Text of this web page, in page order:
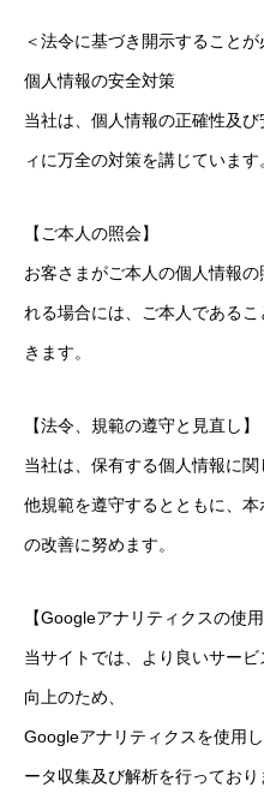
＜法令に基づき開示すること
個人情報の安全対策
当社は、個人情報の正確性及
ィに万全の対策を講じています
【ご本人の照会】
お客さまがご本人の個人情報
れる場合には、ご本人である
きます。
【法令、規範の遵守と見直し】
当社は、保有する個人情報に
他規範を遵守するとともに、
の改善に努めます。
【Googleアナリティクスの使用
当サイトでは、より良いサー
向上のため、
Googleアナリティクスを使用
ータ収集及び解析を行ってお